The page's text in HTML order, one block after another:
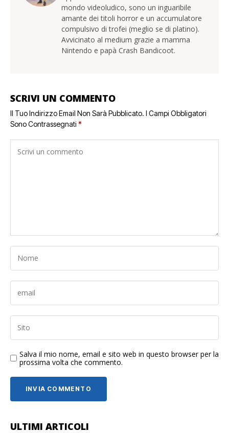
mondo videoludico, sono un inguaribile
amante dei titoli horror e un accumulatore
compulsivo di trofei (meglio se di platino).
Avvicinato al medium grazie a mamma
Nintendo e papà Crash Bandicoot.
SCRIVI UN COMMENTO
Il Tuo Indirizzo Email Non Sarà Pubblicato. I Campi Obbligatori
Sono Contrassegnati *
Salva il mio nome, email e sito web in questo browser per la
prossima volta che commento.
ULTIMI ARTICOLI